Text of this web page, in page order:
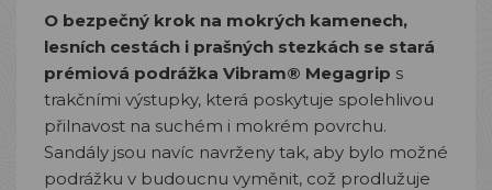
O bezpečný krok na mokrých kamenech,
lesních cestách i prašných stezkách se stará
prémiová podrážka Vibram® Megagrip s
trakčními výstupky, která poskytuje spolehlivou
přilnavost na suchém i mokrém povrchu.
Sandály jsou navíc navrženy tak, aby bylo možné
podrážku v budoucnu vyměnit, což prodlužuje